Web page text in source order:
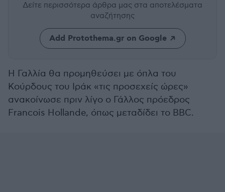
Δείτε περισσότερα άρθρα μας στα αποτελέσματα
αναζήτησης
Add Protothema.gr on Google
Η Γαλλία θα προμηθεύσει με όπλα του
Κούρδους του Ιράκ «τις προσεχείς ώρες»
ανακοίνωσε πριν λίγο ο Γάλλος πρόεδρος
Francois Hollande, όπως μεταδίδει το BBC.